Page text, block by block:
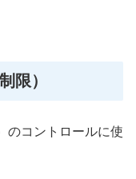
限）
のコントロールに使